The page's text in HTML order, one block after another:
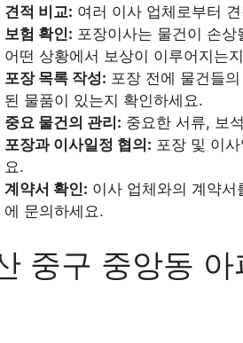
견적 비교: 여러 이사 업체로부터
보험 확인: 포장이사는 물건이 손
어떤 상황에서 보상이 이루어지는
포장 목록 작성: 포장 전에 물건들
된 물품이 있는지 확인하세요.
중요 물건의 관리: 중요한 서류, 보
포장과 이사일정 협의: 포장 및 이
요.
계약서 확인: 이사 업체와의 계약
에 문의하세요.
중구 중앙동